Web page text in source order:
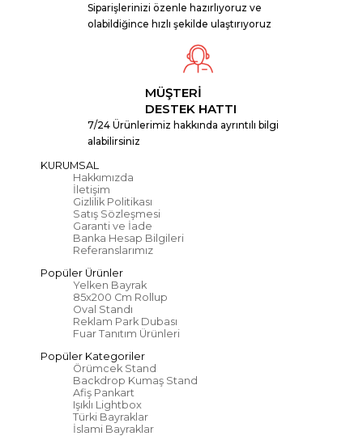
Siparişlerinizi özenle hazırlıyoruz ve
olabildiğince hızlı şekilde ulaştırıyoruz
MÜŞTERİ
DESTEK HATTI
7/24 Ürünlerimiz hakkında ayrıntılı bilgi
alabilirsiniz
KURUMSAL
Hakkımızda
İletişim
Gizlilik Politikası
Satış Sözleşmesi
Garanti ve İade
Banka Hesap Bilgileri
Referanslarımız
Popüler Ürünler
Yelken Bayrak
85x200 Cm Rollup
Oval Standı
Reklam Park Dubası
Fuar Tanıtım Ürünleri
Popüler Kategoriler
Örümcek Stand
Backdrop Kumaş Stand
Afiş Pankart
Işıklı Lightbox
Türki Bayraklar
İslami Bayraklar